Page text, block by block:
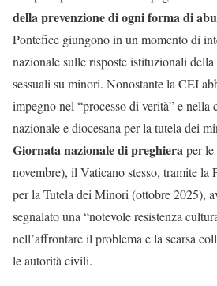
della prevenzione di ogni forma di
Pontefice giungono in un momento di
nazionale sulle risposte istituzionali
sessuali su minori. Nonostante la CEI
impegno nel “processo di verità” e nella
nazionale e diocesana per la tutela dei
Giornata nazionale di preghieraper
novembre), il Vaticano stesso, tramite la
per la Tutela dei Minori (ottobre 2025),
segnalato una “notevole resistenza
nell’affrontare il problema e la scarsa
le autorità civili.